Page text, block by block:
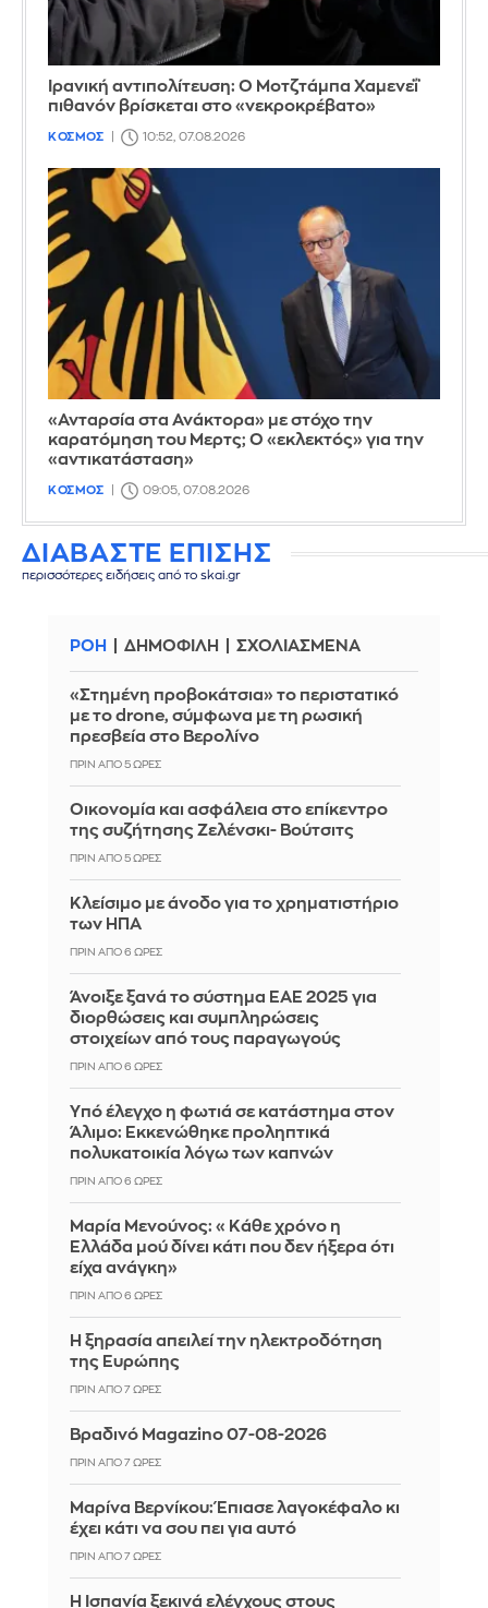
Ιρανική αντιπολίτευση: Ο Μοτζτάμπα Χαμενεΐ
πιθανόν βρίσκεται στο «νεκροκρέβατο»
ΚΟΣΜΟΣ 10:52, 07.08.2026
«Ανταρσία στα Ανάκτορα» με στόχο την
καρατόμηση του Μερτς; Ο «εκλεκτός» για την
«αντικατάσταση»
ΚΟΣΜΟΣ 09:05, 07.08.2026
ΔΙΑΒΑΣΤΕ ΕΠΙΣΗΣ
περισσότερες ειδήσεις από το skai.gr
ΡΟΗ ΔΗΜΟΦΙΛΗ ΣΧΟΛΙΑΣΜΕΝΑ
«Στημένη προβοκάτσια» το περιστατικό
με το drone, σύμφωνα με τη ρωσική
πρεσβεία στο Βερολίνο
ΠΡΙΝ ΑΠΌ 5 ΏΡΕΣ
Οικονομία και ασφάλεια στο επίκεντρο
της συζήτησης Ζελένσκι- Βούτσιτς
ΠΡΙΝ ΑΠΌ 5 ΏΡΕΣ
Κλείσιμο με άνοδο για το χρηματιστήριο
των ΗΠΑ
ΠΡΙΝ ΑΠΌ 6 ΏΡΕΣ
Άνοιξε ξανά το σύστημα ΕΑΕ 2025 για
διορθώσεις και συμπληρώσεις
στοιχείων από τους παραγωγούς
ΠΡΙΝ ΑΠΌ 6 ΏΡΕΣ
Yπό έλεγχο η φωτιά σε κατάστημα στον
Άλιμο: Εκκενώθηκε προληπτικά
πολυκατοικία λόγω των καπνών
ΠΡΙΝ ΑΠΌ 6 ΏΡΕΣ
Μαρία Μενούνος: «Κάθε χρόνο η
Ελλάδα μού δίνει κάτι που δεν ήξερα ότι
είχα ανάγκη»
ΠΡΙΝ ΑΠΌ 6 ΏΡΕΣ
Η ξηρασία απειλεί την ηλεκτροδότηση
της Ευρώπης
ΠΡΙΝ ΑΠΌ 7 ΏΡΕΣ
Βραδινό Magazino 07-08-2026
ΠΡΙΝ ΑΠΌ 7 ΏΡΕΣ
Μαρίνα Βερνίκου: Έπιασε λαγοκέφαλο κι
έχει κάτι να σου πει για αυτό
ΠΡΙΝ ΑΠΌ 7 ΏΡΕΣ
Η Ισπανία ξεκινά ελέγχους στους